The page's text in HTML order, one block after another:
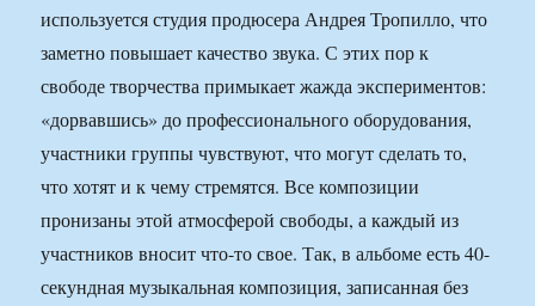
используется студия продюсера Андрея Тропилло, что
заметно повышает качество звука. С этих пор к
свободе творчества примыкает жажда экспериментов:
«дорвавшись» до профессионального оборудования,
участники группы чувствуют, что могут сделать то,
что хотят и к чему стремятся. Все композиции
пронизаны этой атмосферой свободы, а каждый из
участников вносит что-то свое. Так, в альбоме есть 40-
секундная музыкальная композиция, записанная без